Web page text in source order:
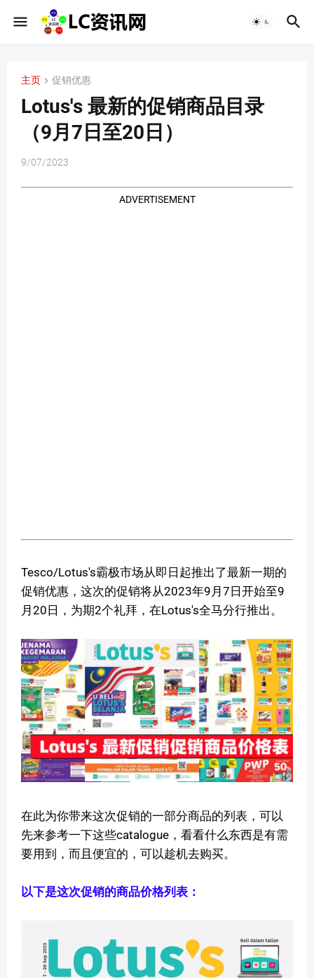
主页 促销优惠
Lotus's 最新的促销商品目录
（9月7日至20日）
9/07/2023
ADVERTISEMENT
Tesco/Lotus's霸极市场从即日起推出了最新一期的
促销优惠，这次的促销将从2023年9月7日开始至9
月20日，为期2个礼拜，在Lotus's全马分行推出。
在此为你带来这次促销的一部分商品的列表，可以
先来参考一下这些catalogue，看看什么东西是有需
要用到，而且便宜的，可以趁机去购买。
以下是这次促销的商品价格列表：